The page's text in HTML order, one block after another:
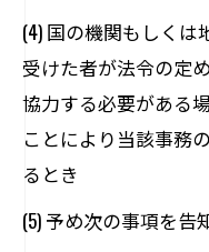
(4) 国の機関もしくは
受けた者が法令の定
協力する必要がある
ことにより当該事務
るとき
(5) 予め次の事項を告